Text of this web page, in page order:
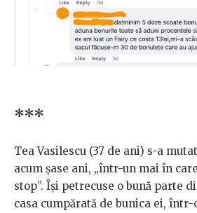
***
Tea Vasilescu (37 de ani) s-a
acum șase ani, „într-un mai în
stop”. Își petrecuse o bună parte
casa cumpărată de bunica ei,